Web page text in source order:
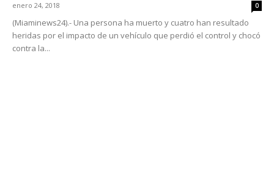
enero 24, 2018 0
(Miaminews24).- Una persona ha muerto y cuatro han resultado
heridas por el impacto de un vehículo que perdió el control y chocó
contra la...